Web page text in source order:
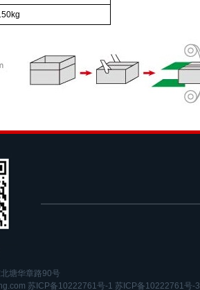
塘华章路90号
苏ICP备10222761号-1 苏ICP备10222761号-3